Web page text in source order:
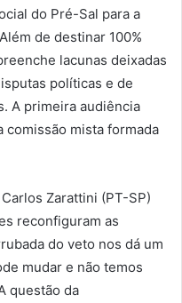
do Pré-Sal para a
de destinar 100%
lacunas deixadas
políticas e de
A primeira audiência
comissão mista formada
Zarattini (PT-SP)
reconfiguram as
do veto nos dá um
mudar e não temos
questão da